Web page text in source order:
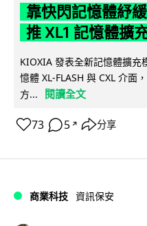
靠快閃記憶體紓
推 XL1 記憶體擴
KIOXIA 發表全新記憶體擴充
憶體 XL-FLASH 與 CXL 介面
方...
閱讀全文
73 5 ↗ 分享
商業科技 資訊保安